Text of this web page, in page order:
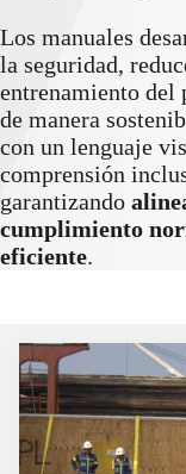
Los manuales
la seguridad,
entrenamiento del
de manera
con un lenguaje
comprensión
garantizando
cumplimiento
eficiente.